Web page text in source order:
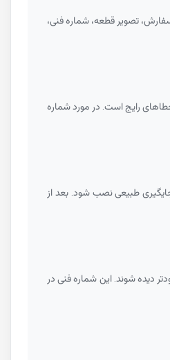
تصویر قطعه، شماره فنی،
ریز از خطاهای رایج است. در مورد شماره
طبیعی نصب شود. بعد از
دیده شوند. این شماره فنی در